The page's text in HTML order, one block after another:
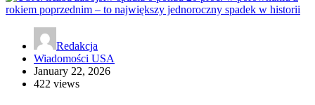
Redakcja
Wiadomości USA
January 22, 2026
422 views